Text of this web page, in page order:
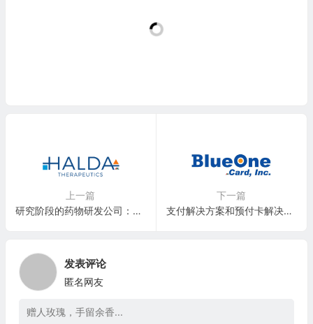
上一篇
研究阶段的药物研发公司：Halda Therapeutics
下一篇
支付解决方案和预付卡解决方案公司：BlueOne Card, Inc.(BCRD)
发表评论
匿名网友